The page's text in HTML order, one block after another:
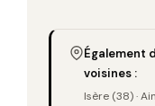
Également
voisines :
Isère (38) ·